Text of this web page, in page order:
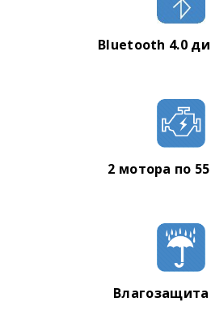
Bluetooth 4.0
2 мотора по
Влагозащита